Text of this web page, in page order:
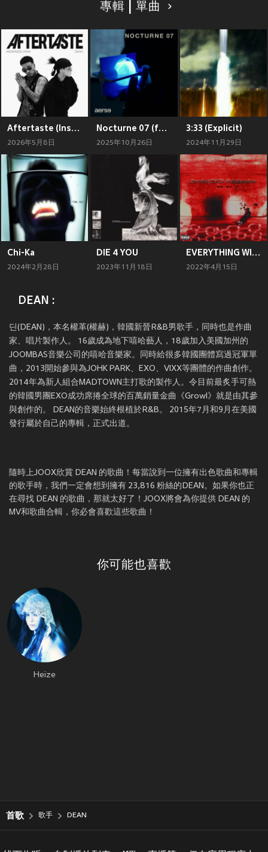
專輯 | 單曲
Aftertaste (Inspired by the Original Motion Picture K-POPS!)
2026年5月8日
Nocturne 07 (for aerse)
2025年10月26日
3:33 (Explicit)
2024年11月29日
Chi-Ka
2024年2月28日
DIE 4 YOU
2023年11月18日
EVERYTHING WILL ALL MAKE SENSE SOON (Explicit)
2022年4月15日
DEAN :
딘(DEAN)，本名權革(權赫)，韓國新晉R&B男歌手，同時也是作曲
家、唱片製作人。 16歲成為地下嘻哈藝人，18歲加入美國加州的
JOOMBAS音樂公司的嘻哈音樂家。同時給很多韓國團體寫過冠軍單
曲，2013開始參與為JOHK PARK、EXO、VIXX等團體的作曲創作。
2014年為新人組合MADTOWN主打歌的製作人。令目前最炙手可熱
的韓國男團EXO成功席捲全球的百萬銷量金曲《Growl》就是由其參
與創作的。 DEAN的音樂始終根植於R&B。 2015年7月和9月在美國
發行屬於自己的專輯，正式出道。
隨時上JOOX欣賞 DEAN 的歌曲！每當說到一位擁有出色歌曲和專輯
的歌手時，我們一定會想到擁有 23,816 粉絲的DEAN。如果你也正
在尋找 DEAN 的歌曲，那就太好了！JOOX將會為你提供 DEAN 的
MV和歌曲合輯，你必會喜歡這些歌曲！
你可能也喜歡
Heize
首歌 歌手 DEAN